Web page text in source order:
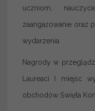
uczniom,
zaangażowanie oraz
wydarzenia.
Nagrody w
Laureaci I miejsc
obchodów Święta